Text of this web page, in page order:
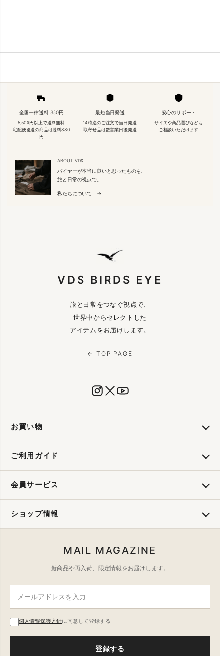
全国一律送料 350円
5,500円以上で送料無料
宅配便発送の商品は送料880
円
最短当日発送
14時迄のご注文で当日発送
取寄せ品は数営業日後発送
安心のサポート
サイズや商品選びなども
ご相談いただけます
ABOUT VDS
バイヤーが本当に良いと思ったものを、
旅と日常の視点で。
私たちについて →
VDS BIRDS EYE
旅と日常をつなぐ視点で、
世界中からセレクトした
アイテムをお届けします。
← TOP PAGE
お買い物
ご利用ガイド
会員サービス
ショップ情報
MAIL MAGAZINE
新商品や再入荷、限定情報をお届けします。
個人情報保護方針に同意して登録する
登録する